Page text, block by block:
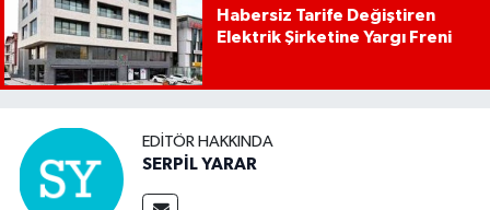
Habersiz Tarife Değiştiren
Elektrik Şirketine Yargı Freni
EDITÖR HAKKINDA
SERPİL YARAR